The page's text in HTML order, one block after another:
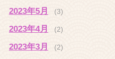
2023年5月 (3)
2023年4月 (2)
2023年3月 (2)